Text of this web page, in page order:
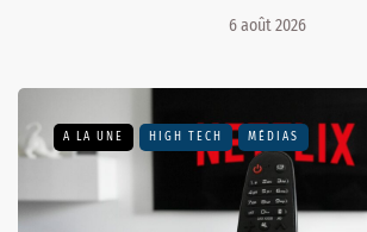
6 août 2026
A LA UNE HIGH TECH MÉDIAS